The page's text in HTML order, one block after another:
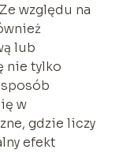
względu na
lub
nie tylko
sposób
w
gdzie liczy
efekt